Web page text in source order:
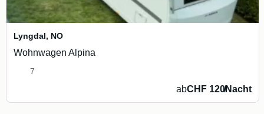
Lyngdal, NO
Wohnwagen Alpina
7
abCHF 120/Nacht